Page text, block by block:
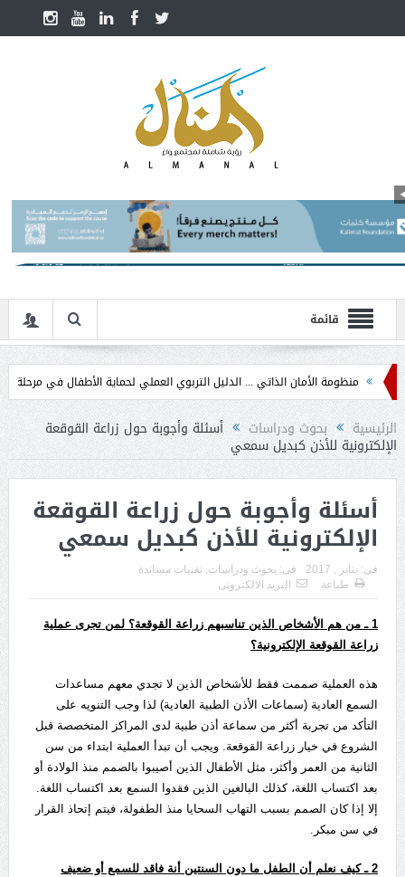
قائمة
الأمان الذاتي ... الدليل التربوي العملي لحماية الأطفال في مرحلة التدخل المبكر
الرئيسية بحوث ودراسات أسئلة وأجوبة حول زراعة القوقعة
الإلكترونية للأذن كبديل سمعي
أسئلة وأجوبة حول زراعة القوقعة
الإلكترونية للأذن كبديل سمعي
فى: يناير , 2017 فى: بحوث ودراسات تقنيات مساندة
طباعة
البريد الالكترونى
1ـ من هم الأشخاص الذين تناسبهم زراعة القوقعة؟ لمن تجرى عملية
زراعة القوقعة الإلكترونية؟
هذه العملية صممت فقط للأشخاص الذين لا تجدي معهم مساعدات
السمع العادية (سماعات الأذن الطبية العادية) لذا وجب التنويه على
التأكد من تجربة أكثر من سماعة أذن طبية لدى المراكز المتخصصة قبل
الشروع في خيار زراعة القوقعة. ويجب أن تبدأ العملية ابتداء من سن
الثانية من العمر وأكثر، مثل الأطفال الذين أصيبوا بالصمم منذ الولادة أو
بعد اكتساب اللغة، كذلك البالغين الذين فقدوا السمع بعد اكتساب اللغة.
إلا إذا كان الصمم بسبب التهاب السحايا منذ الطفولة، فيتم إتحاذ القرار
في سن مبكر.
2ـ كيف نعلم أن الطفل ما دون السنتين أنة فاقد للسمع أو ضعيف